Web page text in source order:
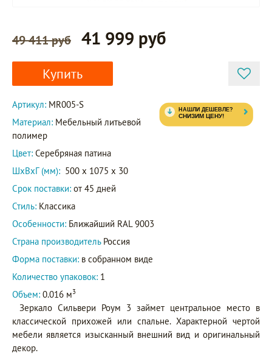
49 411 руб 41 999 руб
Купить
Артикул: MR005-S
Материал: Мебельный литьевой
полимер
Цвет: Серебряная патина
ШxВxГ (мм): 500 x 1075 x 30
Срок поставки: от 45 дней
Стиль: Классика
Особенности: Ближайший RAL 9003
Страна производитель Россия
Форма поставки: в собранном виде
Количество упаковок: 1
Объем: 0.016 м3
Зеркало Сильвери Роум 3 займет центральное место в
классической прихожей или спальне. Характерной чертой
мебели является изысканный внешний вид и оригинальный
декор.